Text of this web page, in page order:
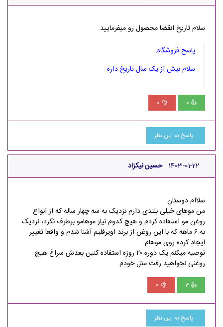
سلام تاریخ انقضا محصول رو میفرمایید
پاسخ فروشگاه:
سلام بیش از یک سال تاریخ داره.
👍
0
👎
0
پاسخ به این نظر
حسین نیکزاد 1403-01-22
سلاام دوستان
من موهای خیلی بلندی دارم نزدیک به سه چهار ساله که از انواع
روغن مو استفاده کردم و هیچ کدوم نیاز موهامو برطرف نکرد،‌ نزدیک
به ۶ ماهه که با این روغن از برند اویرفلیم آشنا شدم و واقعا تغییر
ایجاد کرده روی موهام
توصیه میکنم یک دوره ۲۰ روزه استفاده کنین بعدش سراغ هیچ
روغنی نخواهید رفت مثل خودم
👍
3
👎
0
پاسخ به این نظر